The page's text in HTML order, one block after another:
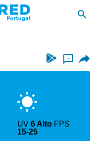
...
UV6 Alto FPS
15-25